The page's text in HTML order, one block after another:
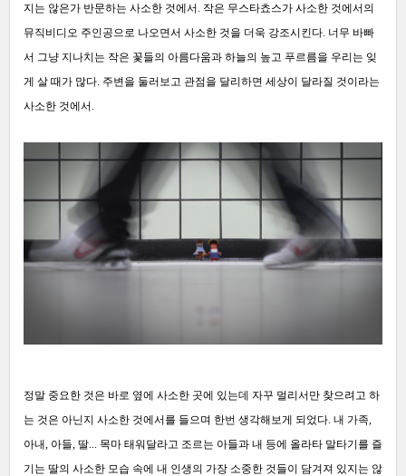
지는 않은가 반문하는 사소한 것에서. 작은 무스타쵸스가 사소한 것에서의
뮤직비디오 주인공으로 나오면서 사소한 것을 더욱 강조시킨다. 너무 바빠
서 그냥 지나치는 작은 꽃들의 아름다움과 하늘의 높고 푸르름을 우리는 잊
게 살 때가 많다. 주변을 둘러보고 관점을 달리하면 세상이 달라질 것이라는
사소한 것에서.
정말 중요한 것은 바로 옆에 사소한 곳에 있는데 자꾸 멀리서만 찾으려고 하
는 것은 아닌지 사소한 것에서를 들으며 한번 생각해보게 되었다. 내 가족,
아내, 아들, 딸... 목마 태워달라고 조르는 아들과 내 등에 올라타 말타기를 즐
기는 딸의 사소한 모습 속에 내 인생의 가장 소중한 것들이 담겨져 있지는 않